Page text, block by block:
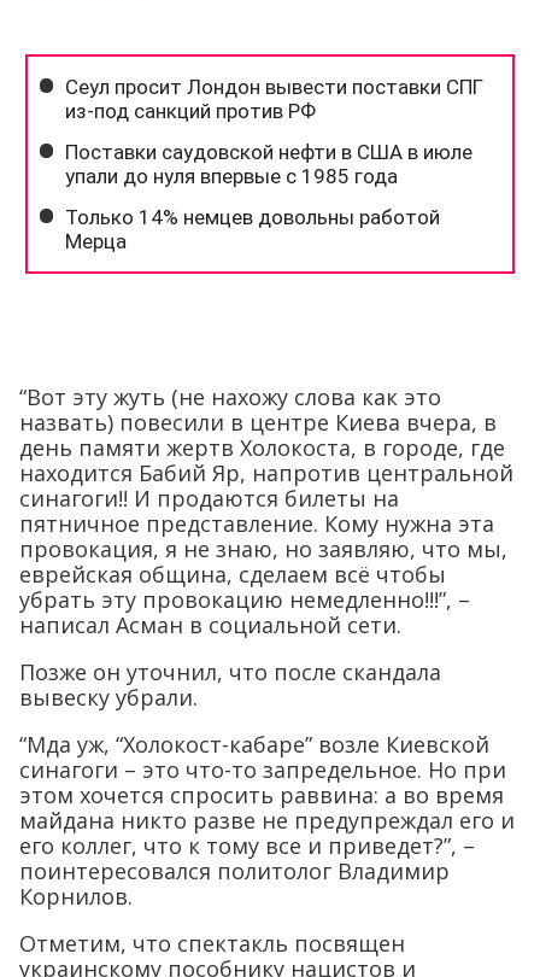
“Вот эту жуть (не нахожу слова как это
назвать) повесили в центре Киева вчера, в
день памяти жертв Холокоста, в городе, где
находится Бабий Яр, напротив центральной
синагоги!! И продаются билеты на
пятничное представление. Кому нужна эта
провокация, я не знаю, но заявляю, что мы,
еврейская община, сделаем всё чтобы
убрать эту провокацию немедленно!!!”, –
написал Асман в социальной сети.
Позже он уточнил, что после скандала
вывеску убрали.
“Мда уж, “Холокост-кабаре” возле Киевской
синагоги – это что-то запредельное. Но при
этом хочется спросить раввина: а во время
майдана никто разве не предупреждал его и
его коллег, что к тому все и приведет?”, –
поинтересовался политолог Владимир
Корнилов.
Отметим, что спектакль посвящен
украинскому пособнику нацистов и